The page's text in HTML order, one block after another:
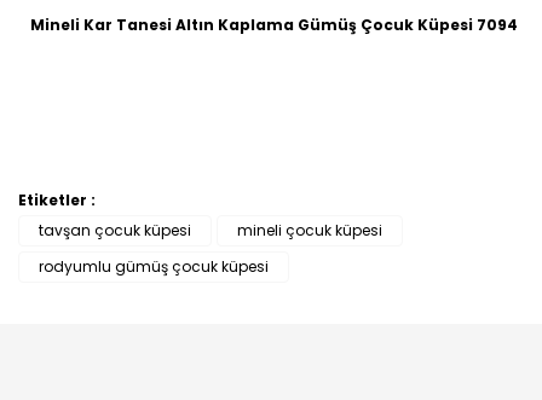
Mineli Kar Tanesi Altın Kaplama Gümüş Çocuk Küpesi 7094
Etiketler :
tavşan çocuk küpesi
mineli çocuk küpesi
rodyumlu gümüş çocuk küpesi